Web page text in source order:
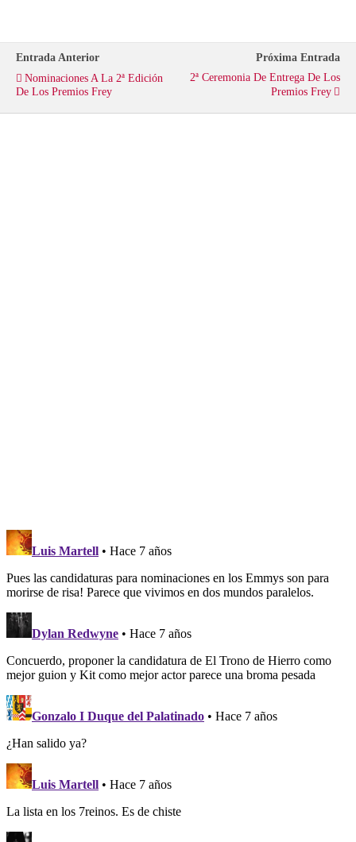
t
e o
Entrada Anterior
Nominaciones A La 2ª Edición
De Los Premios Frey
Próxima Entrada
2ª Ceremonia De Entrega De Los
Premios Frey